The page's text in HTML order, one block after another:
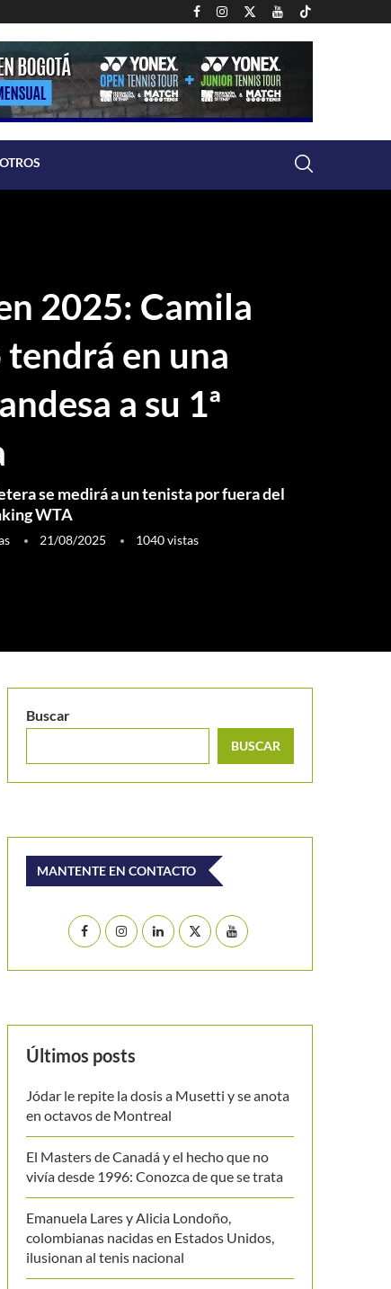
2025: Camila
en una
a su 1ª
se medirá a un tenista por fuera del
WTA
21/08/2025 1040vistas
Buscar
BUSCAR
MANTENTE EN CONTACTO
Últimos posts
Jódar le repite la dosis a Musetti y se anota
en octavos de Montreal
El Masters de Canadá y el hecho que no
vivía desde 1996: Conozca de que se trata
Emanuela Lares y Alicia Londoño,
colombianas nacidas en Estados Unidos,
ilusionan al tenis nacional